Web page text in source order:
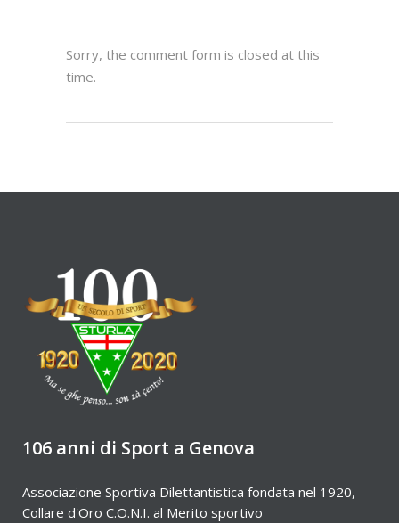
Sorry, the comment form is closed at this
time.
106 anni di Sport a Genova
Associazione Sportiva Dilettantistica fondata nel 1920,
Collare d'Oro C.O.N.I. al Merito sportivo